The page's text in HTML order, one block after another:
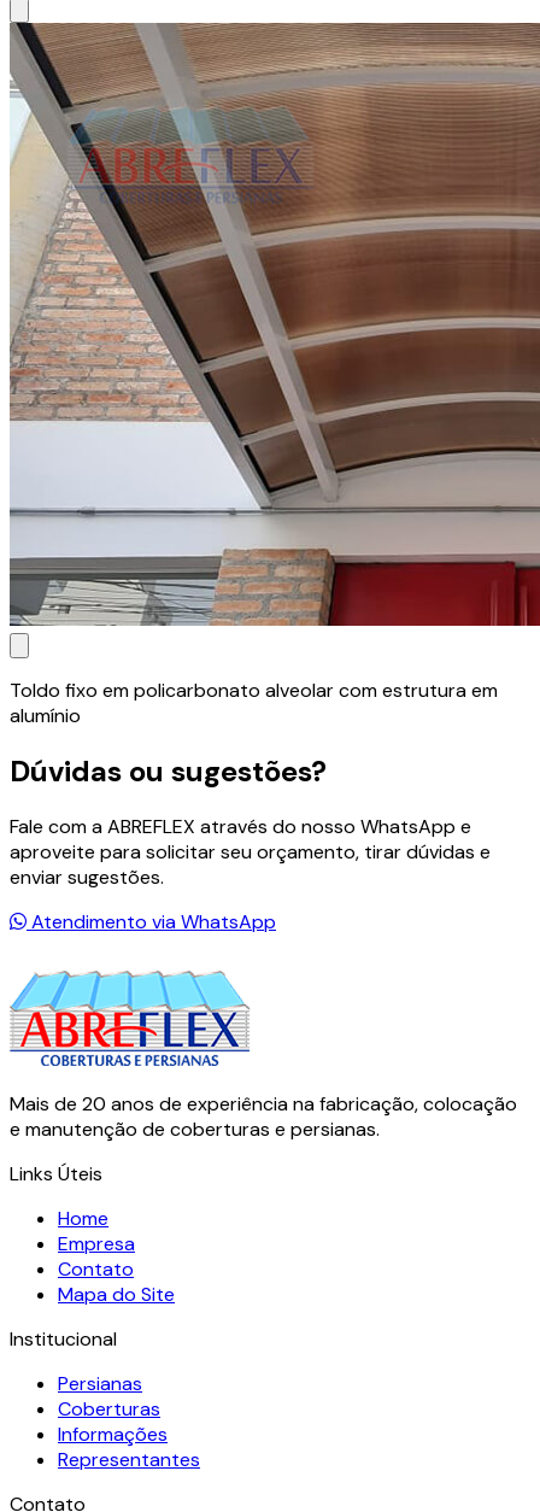
Toldo fixo em policarbonato alveolar com estrutura em
alumínio
Dúvidas ou sugestões?
Fale com a ABREFLEX através do nosso WhatsApp e
aproveite para solicitar seu orçamento, tirar dúvidas e
enviar sugestões.
Atendimento via WhatsApp
Mais de 20 anos de experiência na fabricação, colocação
e manutenção de coberturas e persianas.
Links Úteis
Home
Empresa
Contato
Mapa do Site
Institucional
Persianas
Coberturas
Informações
Representantes
Contato